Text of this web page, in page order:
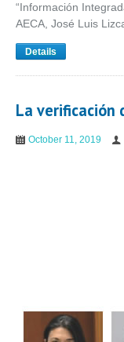
“Información
AECA, José Luis
Details
La verificación
October 11, 2019